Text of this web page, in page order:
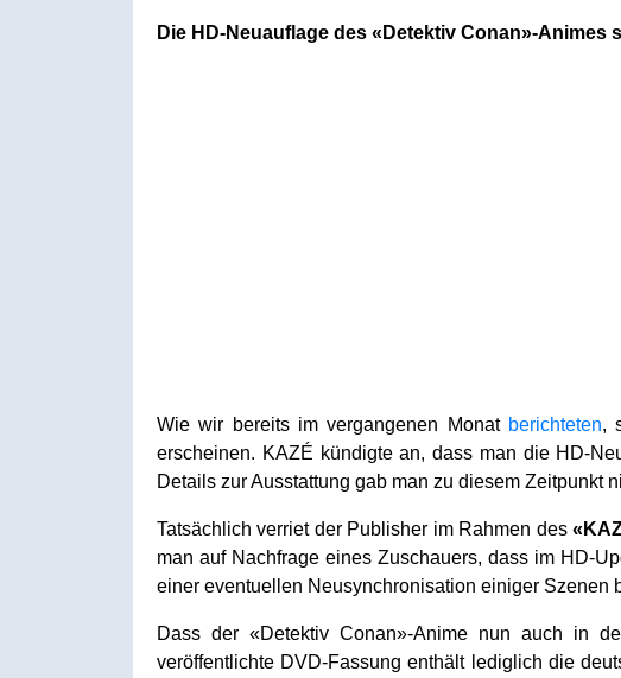
Die HD-Neuauflage des «Detektiv Conan»-
Wie wir bereits im vergangenen Monat berichteten,
erscheinen. KAZÉ kündigte an, dass man die HD-
Details zur Ausstattung gab man zu diesem Zeitpunkt
Tatsächlich verriet der Publisher im Rahmen des
man auf Nachfrage eines Zuschauers, dass im HD-
einer eventuellen Neusynchronisation einiger Szenen
Dass der «Detektiv Conan»-Anime nun auch in
veröffentlichte DVD-Fassung enthält lediglich die